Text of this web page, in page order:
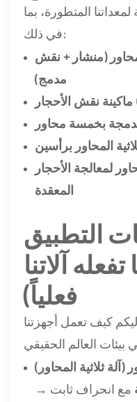
المتطورة، بما
في ذلك:
(منشار + نقش
مدمج)
بخمسة محاور
المحاور برأسين
لمعالجة الأحجار
المعقدة
التطبيق
آلاتنا
فعلياً)
كيف تعمل أجهزتنا
ثلاثية المحاور)
مع انحراف ثابت